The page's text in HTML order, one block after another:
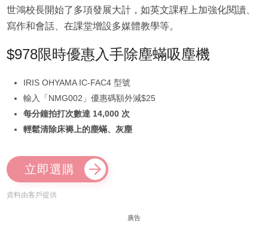
世鴻校長開始了多項發展大計，如英文課程上加強化閱讀、
寫作和會話、在課堂增設多媒體教學等。
$978限時優惠入手除塵蟎吸塵機
IRIS OHYAMA IC-FAC4 型號
輸入「NMG002」優惠碼額外減$25
每分鐘拍打次數達 14,000 次
輕鬆清除床褥上的塵蟎、灰塵
立即選購
資料由客戶提供
廣告